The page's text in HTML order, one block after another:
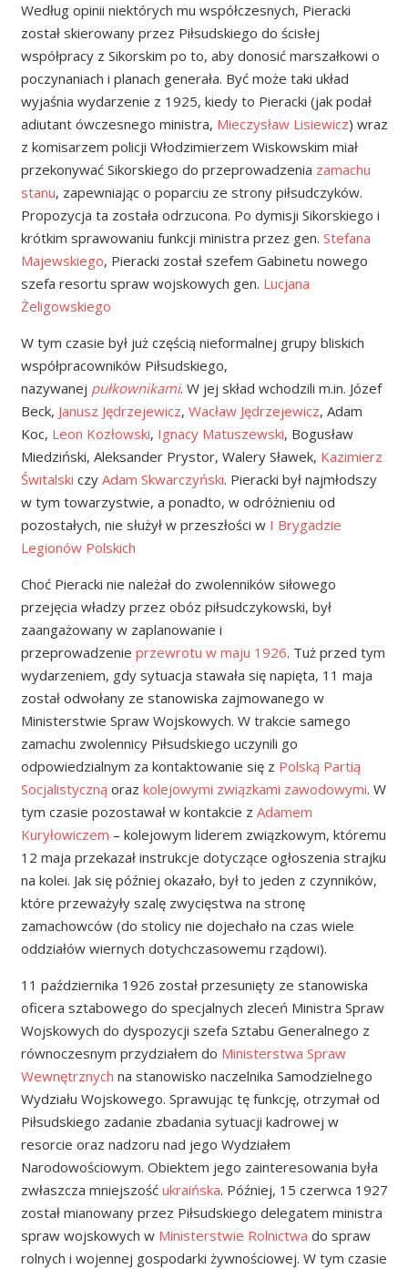
Według opinii niektórych mu współczesnych, Pieracki
został skierowany przez Piłsudskiego do ścisłej
współpracy z Sikorskim po to, aby donosić marszałkowi o
poczynaniach i planach generała. Być może taki układ
wyjaśnia wydarzenie z 1925, kiedy to Pieracki (jak podał
adiutant ówczesnego ministra, Mieczysław Lisiewicz) wraz
z komisarzem policji Włodzimierzem Wiskowskim miał
przekonywać Sikorskiego do przeprowadzenia zamachu
stanu, zapewniając o poparciu ze strony piłsudczyków.
Propozycja ta została odrzucona. Po dymisji Sikorskiego i
krótkim sprawowaniu funkcji ministra przez gen. Stefana
Majewskiego, Pieracki został szefem Gabinetu nowego
szefa resortu spraw wojskowych gen. Lucjana
Żeligowskiego
W tym czasie był już częścią nieformalnej grupy bliskich
współpracowników Piłsudskiego,
nazywanej pułkownikami. W jej skład wchodzili m.in. Józef
Beck, Janusz Jędrzejewicz, Wacław Jędrzejewicz, Adam
Koc, Leon Kozłowski, Ignacy Matuszewski, Bogusław
Miedziński, Aleksander Prystor, Walery Sławek, Kazimierz
Świtalski czy Adam Skwarczyński. Pieracki był najmłodszy
w tym towarzystwie, a ponadto, w odróżnieniu od
pozostałych, nie służył w przeszłości w I Brygadzie
Legionów Polskich
Choć Pieracki nie należał do zwolenników siłowego
przejęcia władzy przez obóz piłsudczykowski, był
zaangażowany w zaplanowanie i
przeprowadzenie przewrotu w maju 1926. Tuż przed tym
wydarzeniem, gdy sytuacja stawała się napięta, 11 maja
został odwołany ze stanowiska zajmowanego w
Ministerstwie Spraw Wojskowych. W trakcie samego
zamachu zwolennicy Piłsudskiego uczynili go
odpowiedzialnym za kontaktowanie się z Polską Partią
Socjalistyczną oraz kolejowymi związkami zawodowymi. W
tym czasie pozostawał w kontakcie z Adamem
Kuryłowiczem – kolejowym liderem związkowym, któremu
12 maja przekazał instrukcje dotyczące ogłoszenia strajku
na kolei. Jak się później okazało, był to jeden z czynników,
które przeważyły szalę zwycięstwa na stronę
zamachowców (do stolicy nie dojechało na czas wiele
oddziałów wiernych dotychczasowemu rządowi).
11 października 1926 został przesunięty ze stanowiska
oficera sztabowego do specjalnych zleceń Ministra Spraw
Wojskowych do dyspozycji szefa Sztabu Generalnego z
równoczesnym przydziałem do Ministerstwa Spraw
Wewnętrznych na stanowisko naczelnika Samodzielnego
Wydziału Wojskowego. Sprawując tę funkcję, otrzymał od
Piłsudskiego zadanie zbadania sytuacji kadrowej w
resorcie oraz nadzoru nad jego Wydziałem
Narodowościowym. Obiektem jego zainteresowania była
zwłaszcza mniejszość ukraińska. Później, 15 czerwca 1927
został mianowany przez Piłsudskiego delegatem ministra
spraw wojskowych w Ministerstwie Rolnictwa do spraw
rolnych i wojennej gospodarki żywnościowej. W tym czasie